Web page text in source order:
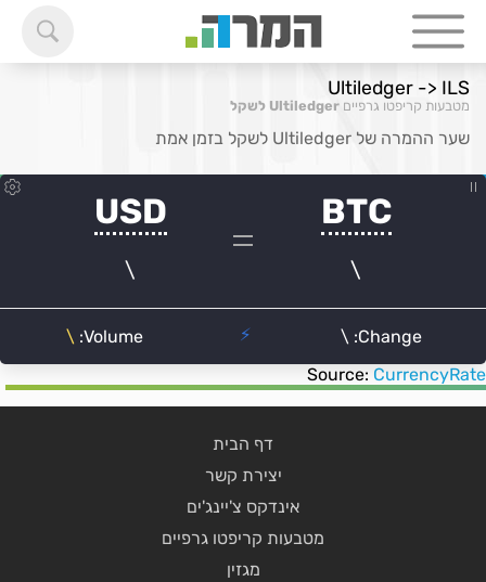
Ultiledger -> ILS
מטבעות קריפטו גרפיים Ultiledger לשקל
שער ההמרה של Ultiledger לשקל בזמן אמת
Source: CurrencyRate
דף הבית
יצירת קשר
אינדקס צ'יינג'ים
מטבעות קריפטו גרפיים
מגזין